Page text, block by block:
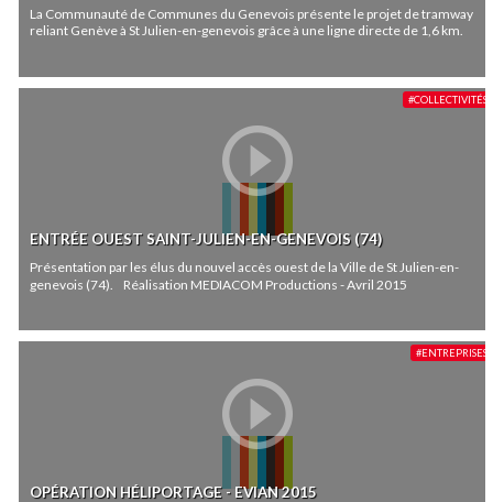
La Communauté de Communes du Genevois présente le projet de tramway
reliant Genève à St Julien-en-genevois grâce à une ligne directe de 1,6 km.
ENTRÉE OUEST SAINT-JULIEN-EN-GENEVOIS (74)
Présentation par les élus du nouvel accès ouest de la Ville de St Julien-en-
genevois (74). Réalisation MEDIACOM Productions - Avril 2015
#COLLECTIVITÉS
OPÉRATION HÉLIPORTAGE - EVIAN 2015
#ENTREPRISES